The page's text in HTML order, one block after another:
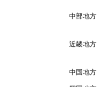
中部地方
近畿地方
中国地方